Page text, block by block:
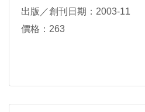
出版／創刊日期：2003-11
價格：263